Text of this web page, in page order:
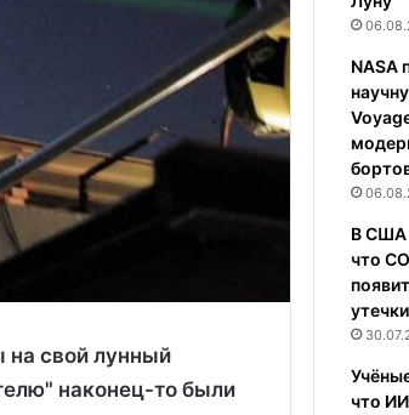
на свой лунный
наконец-то были
NASA
В США
что
что